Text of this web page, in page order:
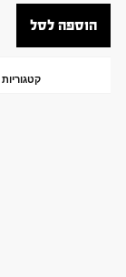
הוספה לסל
קטגוריות